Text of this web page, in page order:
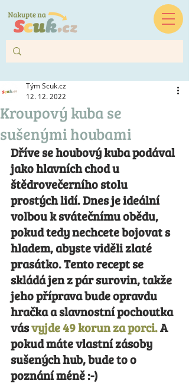
Kroupový kuba se
sušenými houbami
Tým Scuk.cz
12. 12. 2022
Dříve se houbový kuba podával
jako hlavních chod u
štědrovečerního stolu
prostých lidí. Dnes je ideální
volbou k svátečnímu obědu,
pokud tedy nechcete bojovat s
hladem, abyste viděli zlaté
prasátko. Tento recept se
skládá jen z pár surovin, takže
jeho příprava bude opravdu
hračka a slavnostní pochoutka
vás vyjde 49 korun za porci. A
pokud máte vlastní zásoby
sušených hub, bude to o
poznání méně :-)